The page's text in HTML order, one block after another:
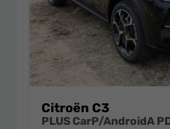
Citroën C3